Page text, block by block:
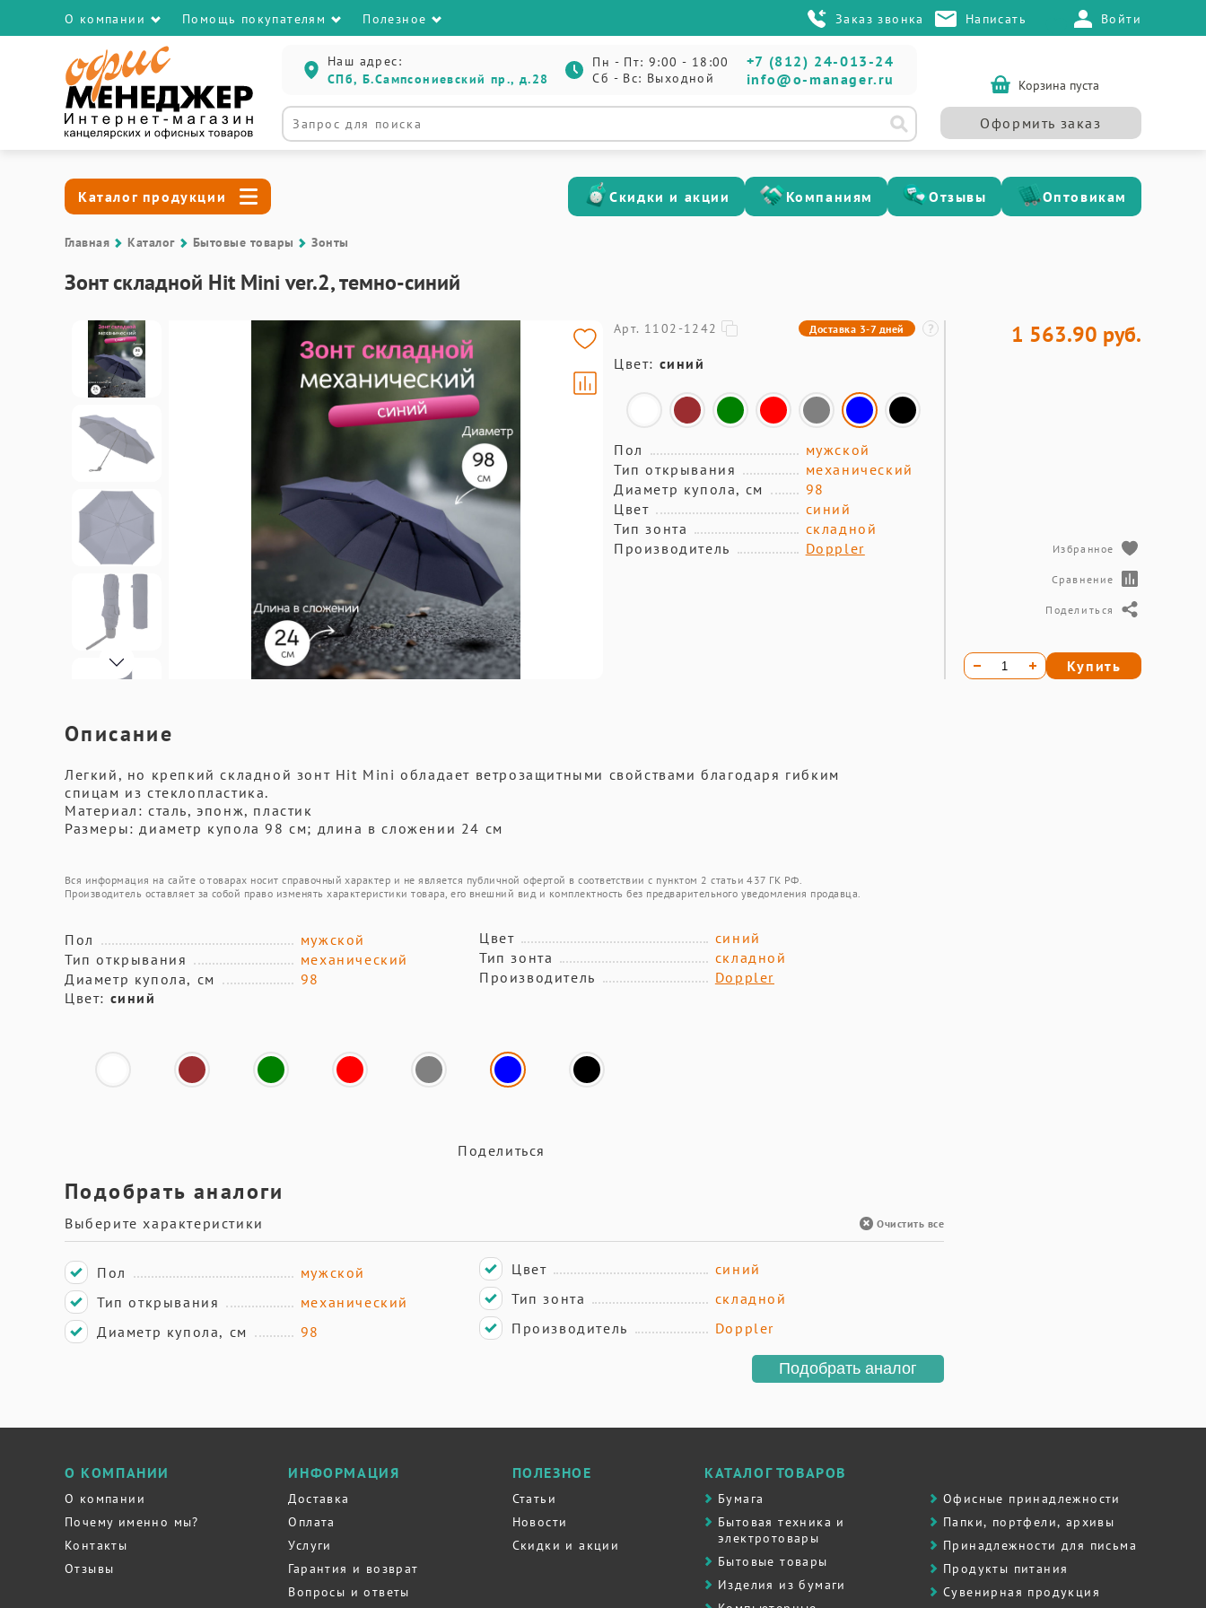
О компании Помощь покупателям Полезное Заказ звонка Написать Войти
Наш адрес:
СПб, Б.Сампсониевский пр., д.28
Пн - Пт: 9:00 - 18:00
Сб - Вс: Выходной
+7 (812) 24-013-24
info@o-manager.ru
Корзина пуста
Оформить заказ
Каталог продукции Скидки и акции Компаниям Отзывы Оптовикам
Главная Каталог Бытовые товары Зонты
Зонт складной Hit Mini ver.2, темно-синий
Арт. 1102-1242 Доставка 3-7 дней
Цвет: синий
Пол
мужской
Тип открывания
механический
Диаметр купола, см
98
Цвет
синий
Тип зонта
складной
Производитель
Doppler
Описание
Легкий, но крепкий складной зонт Hit Mini обладает ветрозащитными свойствами благодаря гибким
спицам из стеклопластика.
Материал: сталь, эпонж, пластик
Размеры: диаметр купола 98 см; длина в сложении 24 см
Вся информация на сайте о товарах носит справочный характер и не является публичной офертой в соответствии с пунктом 2 статьи 437 ГК РФ.
Производитель оставляет за собой право изменять характеристики товара, его внешний вид и комплектность без предварительного уведомления продавца.
Пол
мужской
Тип открывания
механический
Диаметр купола, см
98
Цвет
синий
Тип зонта
складной
Производитель
Doppler
Цвет: синий
Поделиться
Подобрать аналоги
Выберите характеристики Очистить все
Пол
мужской
Тип открывания
механический
Диаметр купола, см
98
Цвет
синий
Тип зонта
складной
Производитель
Doppler
Подобрать аналог
1 563.90 руб.
Избранное
Сравнение
Поделиться
Купить
О КОМПАНИИ
О компании
Почему именно мы?
Контакты
Отзывы
ИНФОРМАЦИЯ
Доставка
Оплата
Услуги
Гарантия и возврат
Вопросы и ответы
ПОЛЕЗНОЕ
Статьи
Новости
Скидки и акции
КАТАЛОГ ТОВАРОВ
Бумага
Бытовая техника и
электротовары
Бытовые товары
Изделия из бумаги
Офисные принадлежности
Папки, портфели, архивы
Принадлежности для письма
Продукты питания
Сувенирная продукция